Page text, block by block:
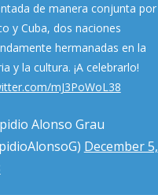
de manera conjunta por
y Cuba, dos naciones
hermanadas en la
y la cultura. ¡A celebrarlo!
mJ3PoWoL38
Alonso Grau
December 5,